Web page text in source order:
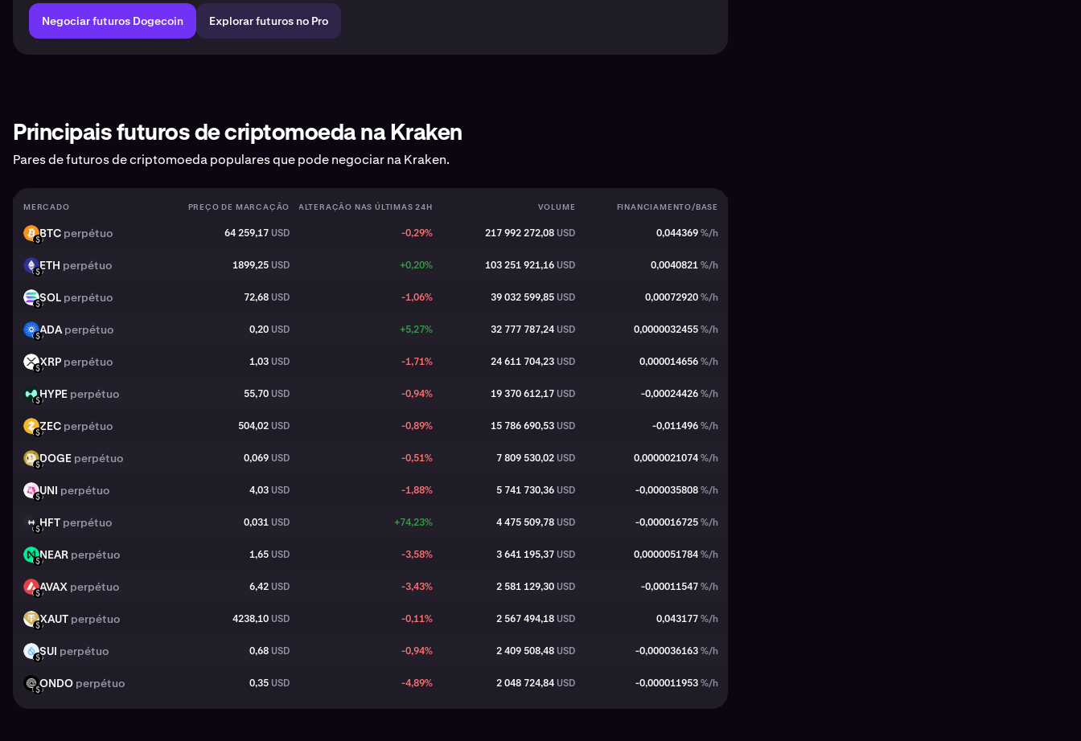
Negociar futuros Dogecoin Explorar futuros no Pro
Principais futuros de criptomoeda na Kraken
Pares de futuros de criptomoeda populares que pode negociar na Kraken.
MERCADO PREÇO DE MARCAÇÃO ALTERAÇÃO NAS ÚLTIMAS 24H VOLUME FINANCIAMENTO/BASE
BTC
USDBTC perpétuo 64 259,17 USD -0,29% 217 992 272,08 USD 0,044369%/h
ETH
USDETH perpétuo 1899,25 USD +0,20% 103 251 921,16 USD 0,0040821%/h
SOL
USDSOL perpétuo 72,68 USD -1,06% 39 032 599,85 USD 0,00072920%/h
ADA
USDADAperpétuo 0,20 USD +5,27% 32 777 787,24 USD 0,0000032455%/h
XRP
USDXRP perpétuo 1,03 USD -1,71% 24 611 704,23 USD 0,000014656%/h
HYPE
USDHYPE perpétuo 55,70 USD -0,94% 19 370 612,17 USD -0,00024426%/h
ZEC
USDZEC perpétuo 504,02 USD -0,89% 15 786 690,53 USD -0,011496%/h
DOGE
USDDOGE perpétuo 0,069 USD -0,51% 7 809 530,02 USD 0,0000021074%/h
UNI
USDUNI perpétuo 4,03 USD -1,88% 5 741 730,36 USD -0,000035808%/h
HFT
USDHFT perpétuo 0,031 USD +74,23% 4 475 509,78 USD -0,000016725%/h
NEAR
USDNEAR perpétuo 1,65 USD -3,58% 3 641 195,37 USD 0,0000051784%/h
AVAX
USDAVAX perpétuo 6,42 USD -3,43% 2 581 129,30 USD -0,00011547%/h
XAUT
USDXAUT perpétuo 4238,10 USD -0,11% 2 567 494,18 USD 0,043177%/h
SUI
USDSUI perpétuo 0,68 USD -0,94% 2 409 508,48 USD -0,000036163%/h
ONDO
USDONDO perpétuo 0,35 USD -4,89% 2 048 724,84 USD -0,000011953%/h